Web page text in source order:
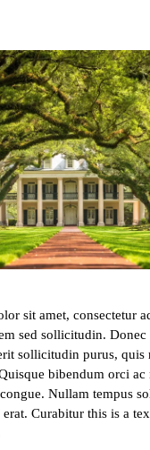
sit amet, consectetur
sed sollicitudin. Donec
sollicitudin purus, quis
bibendum orci
Nullam tempus
Curabitur this is a